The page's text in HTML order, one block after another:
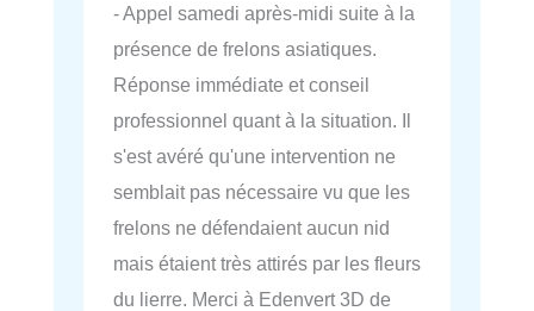
- Appel samedi après-midi suite à la
présence de frelons asiatiques.
Réponse immédiate et conseil
professionnel quant à la situation. Il
s'est avéré qu'une intervention ne
semblait pas nécessaire vu que les
frelons ne défendaient aucun nid
mais étaient très attirés par les fleurs
du lierre. Merci à Edenvert 3D de